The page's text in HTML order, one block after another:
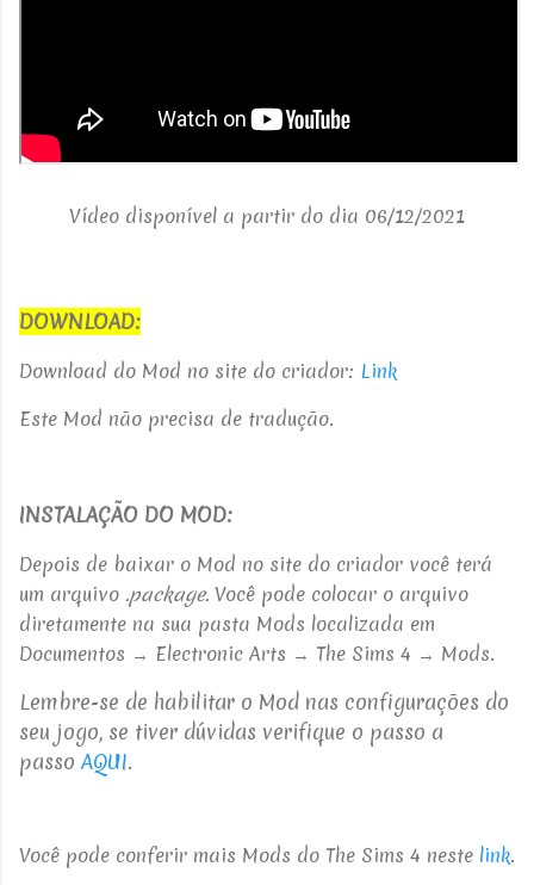
Vídeo disponível a partir do dia 06/12/2021
DOWNLOAD:
Download do Mod no site do criador: Link
Este Mod não precisa de tradução.
INSTALAÇÃO DO MOD:
Depois de baixar o Mod no site do criador você terá
um arquivo .package. Você pode colocar o arquivo
diretamente na sua pasta Mods localizada em
Documentos → Electronic Arts → The Sims 4 → Mods.
Lembre-se de habilitar o Mod nas configurações do
seu jogo, se tiver dúvidas verifique o passo a
passo AQUI.
Você pode conferir mais Mods do The Sims 4 neste link.